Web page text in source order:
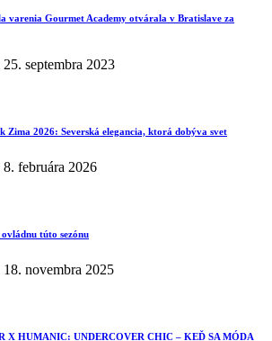
varenia Gourmet Academy otvárala v Bratislave za
25. septembra 2023
Zima 2026: Severská elegancia, ktorá dobýva svet
8. februára 2026
túto sezónu
18. novembra 2025
X HUMANIC: UNDERCOVER CHIC – KEĎ SA MÓDA